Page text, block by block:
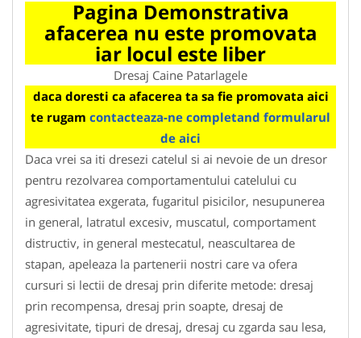
Pagina Demonstrativa
afacerea nu este promovata
iar locul este liber
Dresaj Caine Patarlagele
daca doresti ca afacerea ta sa fie promovata aici
te rugam contacteaza-ne completand formularul
de aici
Daca vrei sa iti dresezi catelul si ai nevoie de un dresor
pentru rezolvarea comportamentului catelului cu
agresivitatea exgerata, fugaritul pisicilor, nesupunerea
in general, latratul excesiv, muscatul, comportament
distructiv, in general mestecatul, neascultarea de
stapan, apeleaza la partenerii nostri care va ofera
cursuri si lectii de dresaj prin diferite metode: dresaj
prin recompensa, dresaj prin soapte, dresaj de
agresivitate, tipuri de dresaj, dresaj cu zgarda sau lesa,